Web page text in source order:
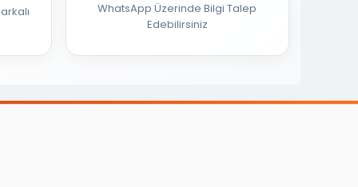
WhatsApp Üzerinde Bilgi Talep
Edebilirsiniz